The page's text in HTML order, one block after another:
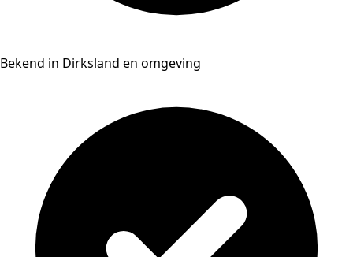
Bekend in Dirksland en omgeving